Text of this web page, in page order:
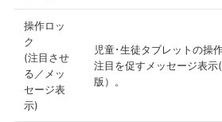
操作ロッ
ク
(注目させ
る／メッ
セージ表
示)
児童･生徒タブレットの操
注目を促すメッセージ表
版）。